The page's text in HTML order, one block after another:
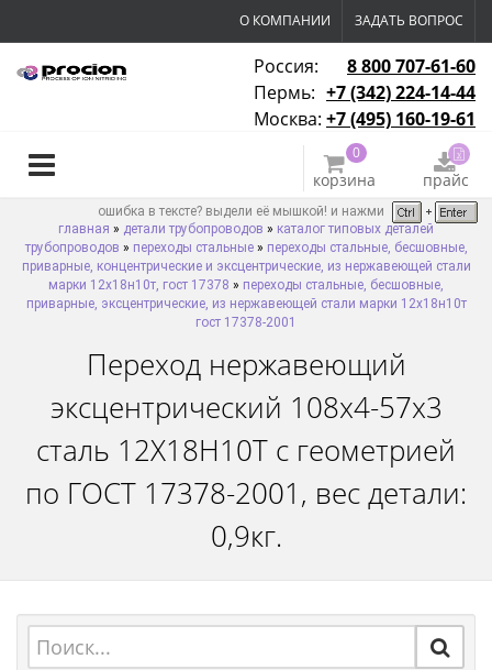
О КОМПАНИИ ЗАДАТЬ ВОПРОС
Россия:
8 800 707-61-60
Пермь: +7 (342) 224-14-44
Москва: +7 (495) 160-19-61
0
корзина прайс
ошибка в тексте? выдели её мышкой! и нажми
главная » детали трубопроводов » каталог типовых деталей
трубопроводов » переходы стальные» переходы стальные, бесшовные,
приварные, концентрические и эксцентрические, из нержавеющей стали
марки 12х18н10т, гост 17378 » переходы стальные, бесшовные,
приварные, эксцентрические, из нержавеющей стали марки 12х18н10т
гост 17378-2001
Переход нержавеющий
эксцентрический 108х4-57х3
сталь 12Х18Н10Т с геометрией
по ГОСТ 17378-2001, вес детали:
0,9кг.